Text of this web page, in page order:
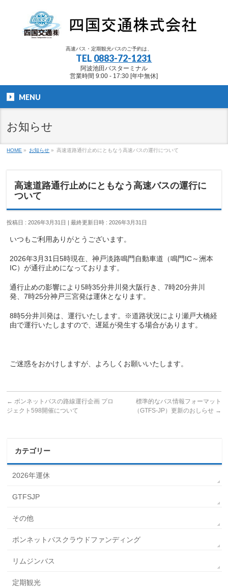
高速バス・定期観光バスのご予約は、
TEL 0883-72-1231
阿波池田バスターミナル
営業時間 9:00 - 17:30 [年中無休]
MENU
お知らせ
HOME » お知らせ » 高速道路通行止めにともなう高速バスの運行について
高速道路通行止めにともなう高速バスの運行に
ついて
投稿日 : 2026年3月31日 最終更新日時 : 2026年3月31日
いつもご利用ありがとうございます。
2026年3月31日5時現在、神戸淡路鳴門自動車道（鳴門IC～洲本
IC）が通行止めになっております。
通行止めの影響により5時35分井川発大阪行き、7時20分井川
発、7時25分神戸三宮発は運休となります。
8時5分井川発は、運行いたします。※道路状況により瀬戸大橋経
由で運行いたしますので、遅延が発生する場合があります。
ご迷惑をおかけしますが、よろしくお願いいたします。
← ボンネットバスの路線運行企画 プロ
ジェクト598開催について
標準的なバス情報フォーマット
（GTFS-JP）更新のおしらせ →
カテゴリー
2026年運休
GTFSJP
その他
ボンネットバスクラウドファンディング
リムジンバス
定期観光